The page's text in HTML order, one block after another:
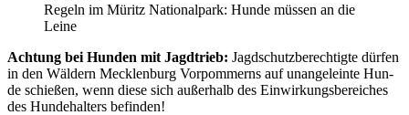
Regeln im Müritz Natio­nal­park: Hun­de müs­sen an die
Lei­ne
Ach­tung bei Hun­den mit Jagd­trieb: Jagdschutz­berechtigte dür­fen
in den Wäl­dern Meck­len­burg Vor­pom­merns auf unan­geleinte Hun­
de schie­ßen, wenn die­se sich außer­halb des Ein­wir­kungs­be­rei­ches
des Hun­de­hal­ters befin­den!